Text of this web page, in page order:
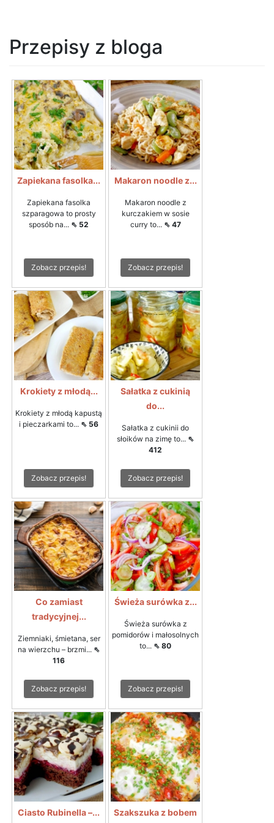
Przepisy z bloga
Zapiekana fasolka...
Zapiekana fasolka
szparagowa to prosty
sposób na... ⇖ 52
Zobacz przepis!
Makaron noodle z...
Makaron noodle z
kurczakiem w sosie
curry to... ⇖ 47
Zobacz przepis!
Krokiety z młodą...
Krokiety z młodą kapustą
i pieczarkami to... ⇖ 56
Zobacz przepis!
Sałatka z cukinią
do...
Sałatka z cukinii do
słoików na zimę to... ⇖
412
Zobacz przepis!
Co zamiast
tradycyjnej...
Ziemniaki, śmietana, ser
na wierzchu – brzmi... ⇖
116
Zobacz przepis!
Świeża surówka z...
Świeża surówka z
pomidorów i małosolnych
to... ⇖ 80
Zobacz przepis!
Ciasto Rubinella –...
Szakszuka z bobem